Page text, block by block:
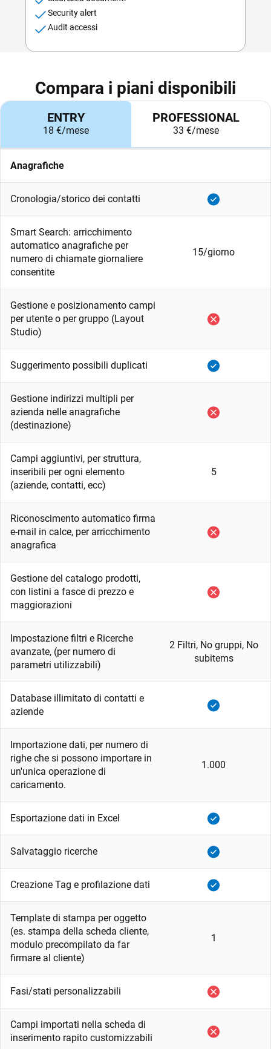
Security alert
Audit accessi
Compara i piani disponibili
ENTRY
18 €/mese
PROFESSIONAL
33 €/mese
Anagrafiche
Cronologia/storico dei contatti
Smart Search: arricchimento
automatico anagrafiche per
numero di chiamate giornaliere
consentite
15/giorno
Gestione e posizionamento campi
per utente o per gruppo (Layout
Studio)
Suggerimento possibili duplicati
Gestione indirizzi multipli per
azienda nelle anagrafiche
(destinazione)
Campi aggiuntivi, per struttura,
inseribili per ogni elemento
(aziende, contatti, ecc)
5
Riconoscimento automatico firma
e-mail in calce, per arricchimento
anagrafica
Gestione del catalogo prodotti,
con listini a fasce di prezzo e
maggiorazioni
Impostazione filtri e Ricerche
avanzate, (per numero di
parametri utilizzabili)
2 Filtri, No gruppi, No
subitems
Database illimitato di contatti e
aziende
Importazione dati, per numero di
righe che si possono importare in
un'unica operazione di
caricamento.
1.000
Esportazione dati in Excel
Salvataggio ricerche
Creazione Tag e profilazione dati
Template di stampa per oggetto
(es. stampa della scheda cliente,
modulo precompilato da far
firmare al cliente)
1
Fasi/stati personalizzabili
Campi importati nella scheda di
inserimento rapito customizzabili